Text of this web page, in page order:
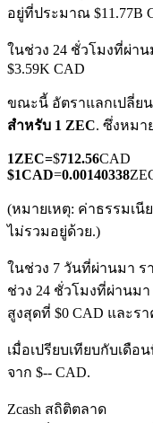
ฟิวเจอร์สสกุลเงิน
TradFi
อนุพันธ์ของหุ้น ฟ
ฟิวเจอร์ส USDC
ฟิวเจอร์สที่ใช้
อยู่ที่ประมาณ $11.77B
ในช่วง 24 ชั่วโมงที่ผ่า
$3.59K CAD
ขณะนี้ อัตราแลกเปลี่ยน
สำหรับ 1 ZEC. ซึ่งหมา
1ZEC=$712.56CAD
$1CAD=0.00140338
(หมายเหตุ: ค่าธรรมเ
ไม่รวมอยู่ด้วย.)
ในช่วง 7 วันที่ผ่านมา ร
ช่วง 24 ชั่วโมงที่ผ่านม
สูงสุดที่ $0 CAD และร
เมื่อเปรียบเทียบกับเดือ
จาก $-- CAD.
Zcash สถิติตลาด